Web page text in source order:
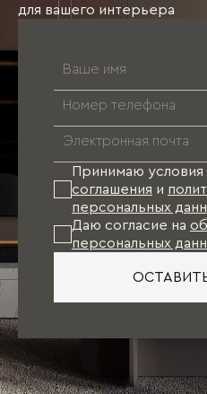
для вашего интерьера
Принимаю условия
соглашения и
персональных
Даю согласие на
персональных